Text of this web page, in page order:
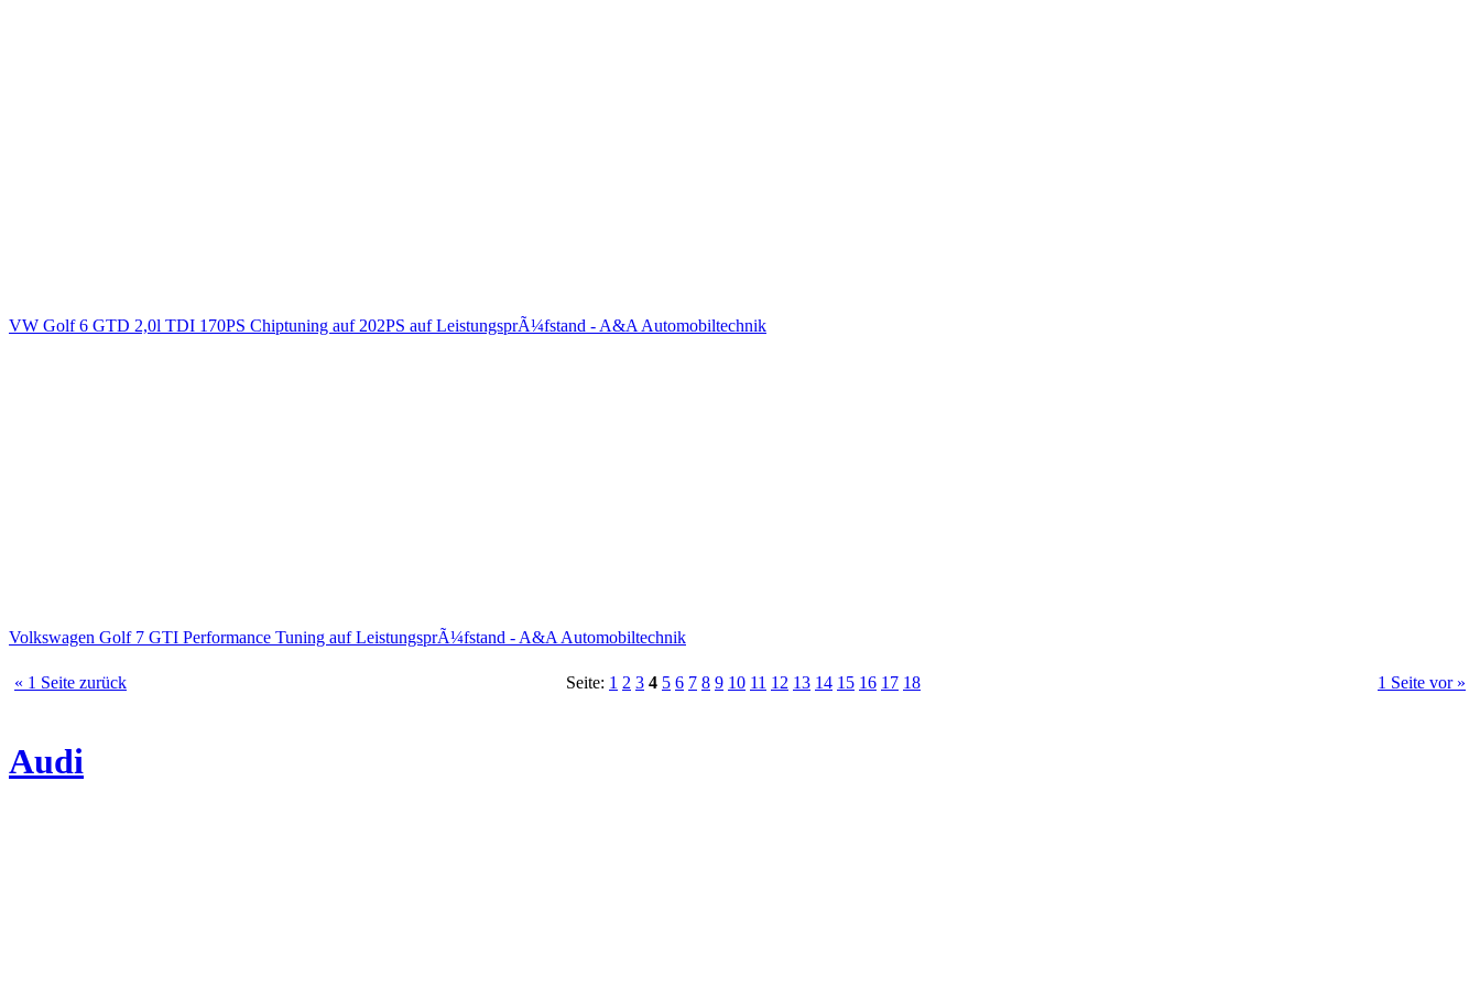
VW Golf 6 GTD 2,0l TDI 170PS Chiptuning auf 202PS auf LeistungsprÃ¼fstand - A&A Automobiltechnik
Volkswagen Golf 7 GTI Performance Tuning auf LeistungsprÃ¼fstand - A&A Automobiltechnik
« 1 Seite zurück Seite: 1 2 3 4 5 6 7 8 9 10 11 12 13 14 15 16 17 18 1 Seite vor »
Audi